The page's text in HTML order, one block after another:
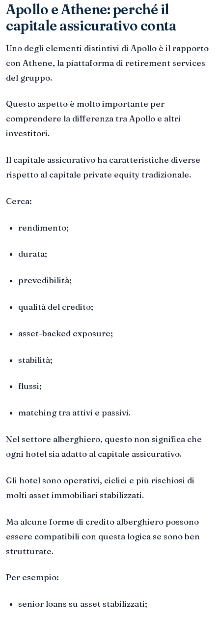
Apollo e Athene: perché il
capitale assicurativo conta
Uno degli elementi distintivi di Apollo è il rapporto
con Athene, la piattaforma di retirement services
del gruppo.
Questo aspetto è molto importante per
comprendere la differenza tra Apollo e altri
investitori.
Il capitale assicurativo ha caratteristiche diverse
rispetto al capitale private equity tradizionale.
Cerca:
rendimento;
durata;
prevedibilità;
qualità del credito;
asset-backed exposure;
stabilità;
flussi;
matching tra attivi e passivi.
Nel settore alberghiero, questo non significa che
ogni hotel sia adatto al capitale assicurativo.
Gli hotel sono operativi, ciclici e più rischiosi di
molti asset immobiliari stabilizzati.
Ma alcune forme di credito alberghiero possono
essere compatibili con questa logica se sono ben
strutturate.
Per esempio:
senior loans su asset stabilizzati;